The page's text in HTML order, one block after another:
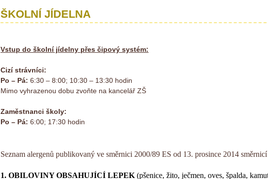
ŠKOLNÍ JÍDELNA
Vstup do školní jídelny přes čipový systém:
Cizí strávníci:
Po – Pá: 6:30 – 8:00; 10:30 – 13:30 hodin
Mimo vyhrazenou dobu zvoňte na kancelář ZŠ
Zaměstnanci školy:
Po – Pá: 6:00; 17:30 hodin
Seznam alergenů publikovaný ve směrnici 2000/89 ES od 13. prosince 2014
1. OBILOVINY OBSAHUJÍCÍ LEPEK (pšenice, žito, ječmen, oves, špalda,